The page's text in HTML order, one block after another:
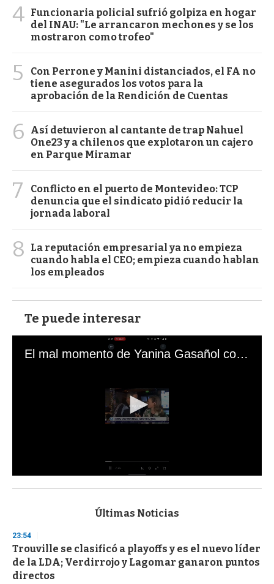
4 Funcionaria policial sufrió golpiza en hogar
del INAU: "Le arrancaron mechones y se los
mostraron como trofeo"
5
Con Perrone y Manini distanciados, el FA no
tiene asegurados los votos para la
aprobación de la Rendición de Cuentas
6
Así detuvieron al cantante de trap Nahuel
One23 y a chilenos que explotaron un cajero
en Parque Miramar
7
Conflicto en el puerto de Montevideo: TCP
denuncia que el sindicato pidió reducir la
jornada laboral
8
La reputación empresarial ya no empieza
cuando habla el CEO; empieza cuando hablan
los empleados
Te puede interesar
El mal momento de Yanina Gasañol con un hincha argentino en "Subrayado"
s
d
s
o
f
3
Últimas Noticias
23:54
Trouville se clasificó a playoffs y es el nuevo líder
de la LDA; Verdirrojo y Lagomar ganaron puntos
directos